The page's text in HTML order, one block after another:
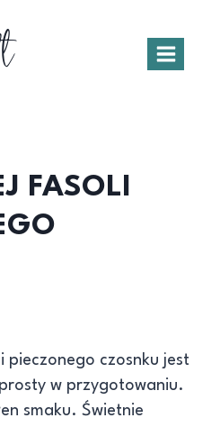
FASOLI
i pieczonego czosnku jest
w przygotowaniu.
smaku. Świetnie